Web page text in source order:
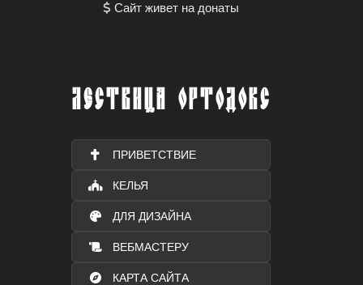
Сайт живет на донаты
ЛЕСТВИЦА ОРТОДОКС
ПРИВЕТСТВИЕ
КЕЛЬЯ
ДЛЯ ДИЗАЙНА
ВЕБМАСТЕРУ
КАРТА САЙТА